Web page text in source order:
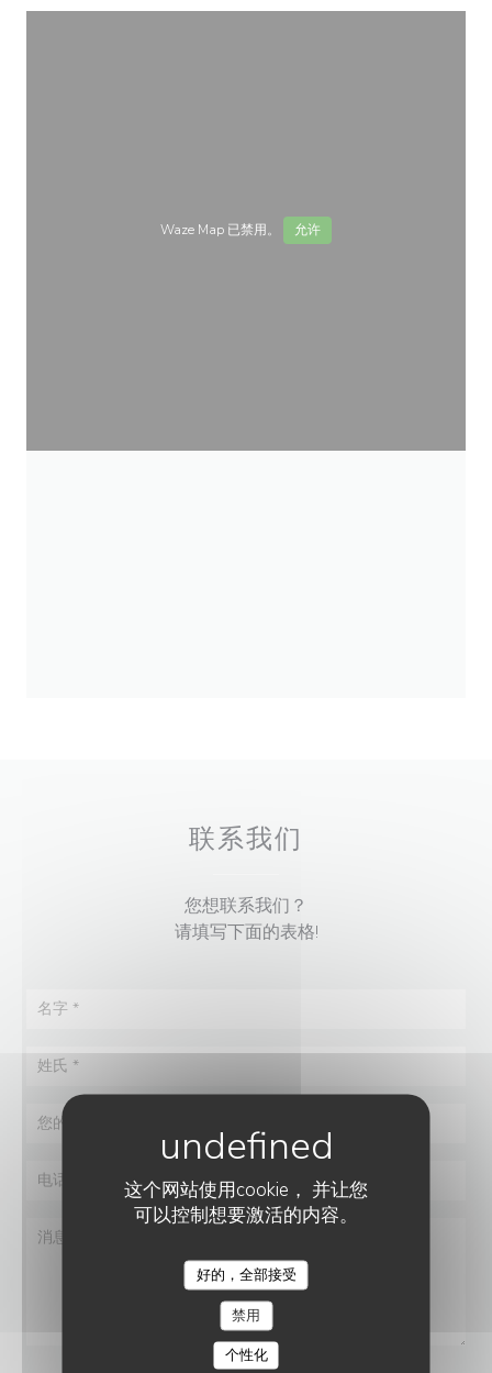
这个网站使用cookie， 并让您
可以控制想要激活的内容。
好的，全部接受
禁用
个性化
Waze Map 已禁用。 允许
联系我们
您想联系我们？
请填写下面的表格!
LA VILLA CLAPOTIS